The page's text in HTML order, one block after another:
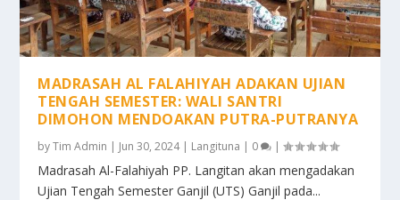
MADRASAH AL FALAHIYAH ADAKAN UJIAN
TENGAH SEMESTER: WALI SANTRI
DIMOHON MENDOAKAN PUTRA-PUTRANYA
byTim Admin | Jun 30, 2024| Langituna | 0 |
Madrasah Al-Falahiyah PP. Langitan akan mengadakan
Ujian Tengah Semester Ganjil (UTS) Ganjil pada...